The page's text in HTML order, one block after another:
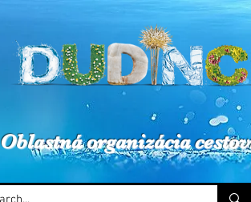
Oblastná organizácia